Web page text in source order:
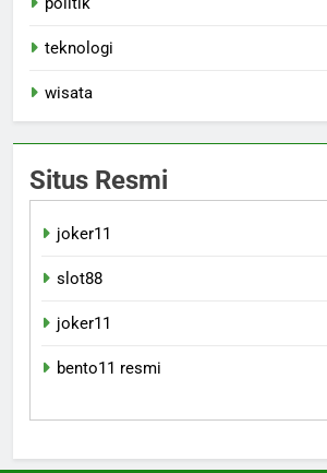
teknologi
wisata
Situs Resmi
joker11
slot88
joker11
bento11 resmi